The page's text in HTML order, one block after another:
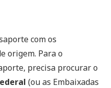
com os
origem. Para o
precisa procurar o
(ou as Embaixadas